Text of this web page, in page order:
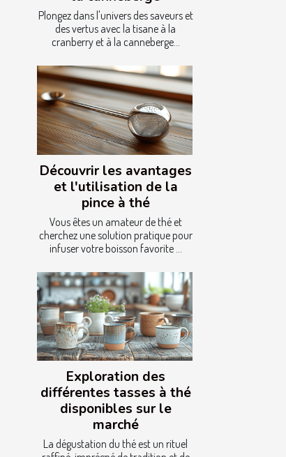
Plongez dans l'univers des saveurs et
des vertus avec la tisane à la
cranberry et à la canneberge...
Découvrir les avantages
et l'utilisation de la
pince à thé
Vous êtes un amateur de thé et
cherchez une solution pratique pour
infuser votre boisson favorite ...
Exploration des
différentes tasses à thé
disponibles sur le
marché
La dégustation du thé est un rituel